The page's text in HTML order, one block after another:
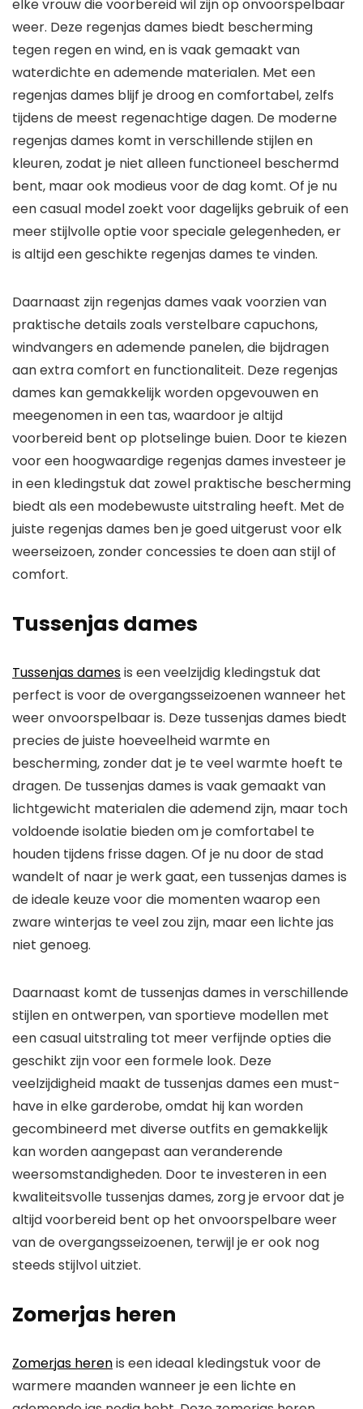
elke vrouw die voorbereid wil zijn op onvoorspelbaar
weer. Deze regenjas dames biedt bescherming
tegen regen en wind, en is vaak gemaakt van
waterdichte en ademende materialen. Met een
regenjas dames blijf je droog en comfortabel, zelfs
tijdens de meest regenachtige dagen. De moderne
regenjas dames komt in verschillende stijlen en
kleuren, zodat je niet alleen functioneel beschermd
bent, maar ook modieus voor de dag komt. Of je nu
een casual model zoekt voor dagelijks gebruik of een
meer stijlvolle optie voor speciale gelegenheden, er
is altijd een geschikte regenjas dames te vinden.
Daarnaast zijn regenjas dames vaak voorzien van
praktische details zoals verstelbare capuchons,
windvangers en ademende panelen, die bijdragen
aan extra comfort en functionaliteit. Deze regenjas
dames kan gemakkelijk worden opgevouwen en
meegenomen in een tas, waardoor je altijd
voorbereid bent op plotselinge buien. Door te kiezen
voor een hoogwaardige regenjas dames investeer je
in een kledingstuk dat zowel praktische bescherming
biedt als een modebewuste uitstraling heeft. Met de
juiste regenjas dames ben je goed uitgerust voor elk
weerseizoen, zonder concessies te doen aan stijl of
comfort.
Tussenjas dames
Tussenjas damesis een veelzijdig kledingstuk dat
perfect is voor de overgangsseizoenen wanneer het
weer onvoorspelbaar is. Deze tussenjas dames biedt
precies de juiste hoeveelheid warmte en
bescherming, zonder dat je te veel warmte hoeft te
dragen. De tussenjas dames is vaak gemaakt van
lichtgewicht materialen die ademend zijn, maar toch
voldoende isolatie bieden om je comfortabel te
houden tijdens frisse dagen. Of je nu door de stad
wandelt of naar je werk gaat, een tussenjas dames is
de ideale keuze voor die momenten waarop een
zware winterjas te veel zou zijn, maar een lichte jas
niet genoeg.
Daarnaast komt de tussenjas dames in verschillende
stijlen en ontwerpen, van sportieve modellen met
een casual uitstraling tot meer verfijnde opties die
geschikt zijn voor een formele look. Deze
veelzijdigheid maakt de tussenjas dames een must-
have in elke garderobe, omdat hij kan worden
gecombineerd met diverse outfits en gemakkelijk
kan worden aangepast aan veranderende
weersomstandigheden. Door te investeren in een
kwaliteitsvolle tussenjas dames, zorg je ervoor dat je
altijd voorbereid bent op het onvoorspelbare weer
van de overgangsseizoenen, terwijl je er ook nog
steeds stijlvol uitziet.
Zomerjas heren
Zomerjas herenis een ideaal kledingstuk voor de
warmere maanden wanneer je een lichte en